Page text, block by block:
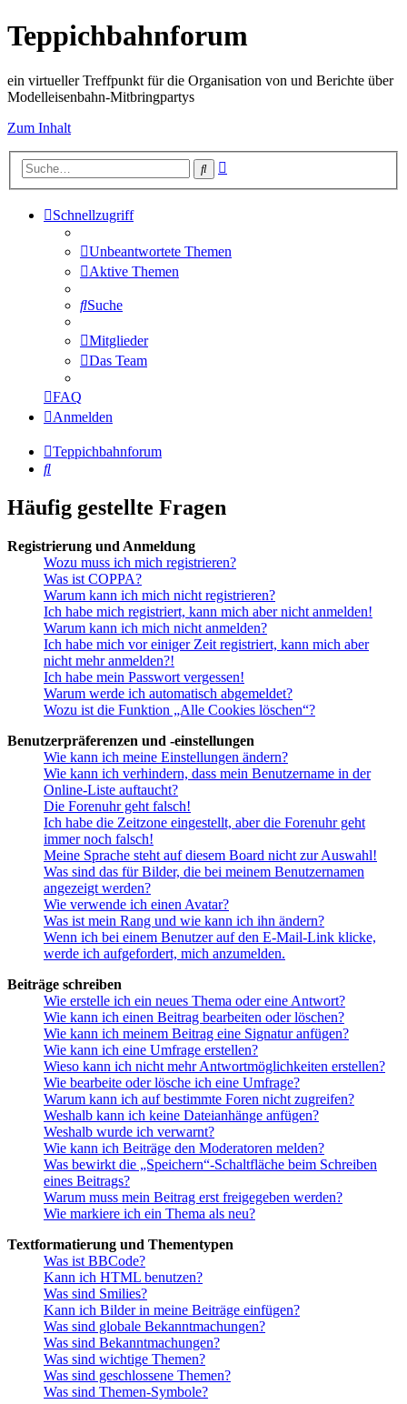
Teppichbahnforum
ein virtueller Treffpunkt für die Organisation von und Berichte über
Modelleisenbahn-Mitbringpartys
Zum Inhalt
Suche
Schnellzugriff
Unbeantwortete Themen
Aktive Themen
Suche
Mitglieder
Das Team
FAQ
Anmelden
Teppichbahnforum
Suche
Häufig gestellte Fragen
Registrierung und Anmeldung
Wozu muss ich mich registrieren?
Was ist COPPA?
Warum kann ich mich nicht registrieren?
Ich habe mich registriert, kann mich aber nicht anmelden!
Warum kann ich mich nicht anmelden?
Ich habe mich vor einiger Zeit registriert, kann mich aber
nicht mehr anmelden?!
Ich habe mein Passwort vergessen!
Warum werde ich automatisch abgemeldet?
Wozu ist die Funktion „Alle Cookies löschen“?
Benutzerpräferenzen und -einstellungen
Wie kann ich meine Einstellungen ändern?
Wie kann ich verhindern, dass mein Benutzername in der
Online-Liste auftaucht?
Die Forenuhr geht falsch!
Ich habe die Zeitzone eingestellt, aber die Forenuhr geht
immer noch falsch!
Meine Sprache steht auf diesem Board nicht zur Auswahl!
Was sind das für Bilder, die bei meinem Benutzernamen
angezeigt werden?
Wie verwende ich einen Avatar?
Was ist mein Rang und wie kann ich ihn ändern?
Wenn ich bei einem Benutzer auf den E-Mail-Link klicke,
werde ich aufgefordert, mich anzumelden.
Beiträge schreiben
Wie erstelle ich ein neues Thema oder eine Antwort?
Wie kann ich einen Beitrag bearbeiten oder löschen?
Wie kann ich meinem Beitrag eine Signatur anfügen?
Wie kann ich eine Umfrage erstellen?
Wieso kann ich nicht mehr Antwortmöglichkeiten erstellen?
Wie bearbeite oder lösche ich eine Umfrage?
Warum kann ich auf bestimmte Foren nicht zugreifen?
Weshalb kann ich keine Dateianhänge anfügen?
Weshalb wurde ich verwarnt?
Wie kann ich Beiträge den Moderatoren melden?
Was bewirkt die „Speichern“-Schaltfläche beim Schreiben
eines Beitrags?
Warum muss mein Beitrag erst freigegeben werden?
Wie markiere ich ein Thema als neu?
Textformatierung und Thementypen
Was ist BBCode?
Kann ich HTML benutzen?
Was sind Smilies?
Kann ich Bilder in meine Beiträge einfügen?
Was sind globale Bekanntmachungen?
Was sind Bekanntmachungen?
Was sind wichtige Themen?
Was sind geschlossene Themen?
Was sind Themen-Symbole?